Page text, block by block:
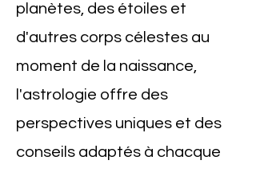
planètes, des étoiles et
d'autres corps célestes au
moment de la naissance,
l'astrologie offre des
perspectives uniques et des
conseils adaptés à chacque